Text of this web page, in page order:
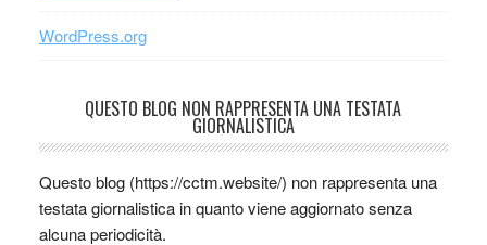
WordPress.org
QUESTO BLOG NON RAPPRESENTA UNA TESTATA
GIORNALISTICA
Questo blog (https://cctm.website/) non rappresenta una
testata giornalistica in quanto viene aggiornato senza
alcuna periodicità.